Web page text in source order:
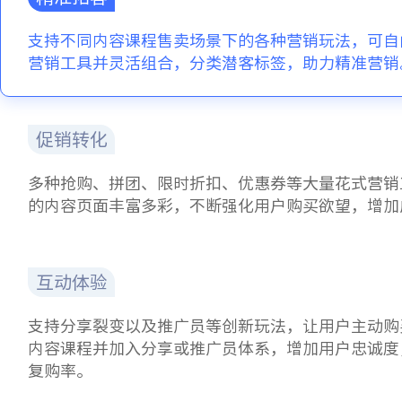
支持不同内容课程售卖场景下的各种营销玩法，可
营销工具并灵活组合，分类潜客标签，助力精准营
促销转化
多种抢购、拼团、限时折扣、优惠券等大量花式营
的内容页面丰富多彩，不断强化用户购买欲望，增
互动体验
支持分享裂变以及推广员等创新玩法，让用户主动
内容课程并加入分享或推广员体系，增加用户忠诚
复购率。